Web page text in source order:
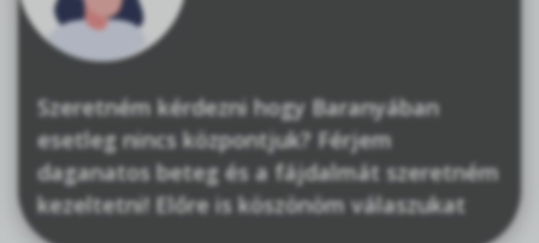
Szeretném kérdezni hogy Baranyában
esetleg nincs központjuk? Férjem
daganatos beteg és a fájdalmát szeretném
kezeltetni! Előre is köszönöm válaszukat